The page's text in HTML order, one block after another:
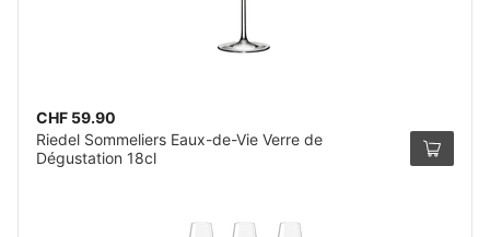
CHF 59.90
Riedel Sommeliers Eaux-de-Vie Verre de
Dégustation 18cl